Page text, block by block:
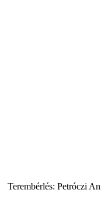
Terembérlés: Petróczi